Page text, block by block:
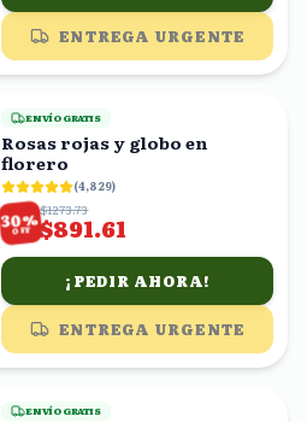
ENTREGA URGENTE
ENVÍO GRATIS
Rosas rojas y globo en
florero
(4,829)
30%
OFF
$1273.73
$891.61
¡PEDIR AHORA!
ENTREGA URGENTE
ENVÍO GRATIS